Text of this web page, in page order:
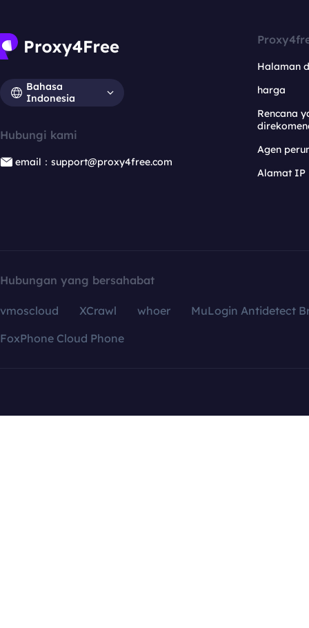
Bahasa
Indonesia
Hubungi kami
email：support@proxy4free.com
Halaman
harga
Rencana
Agen
Alamat IP
Hubungan yang bersahabat
vmoscloud XCrawl whoer
MuLogin Antidetect
FoxPhone Cloud Phone